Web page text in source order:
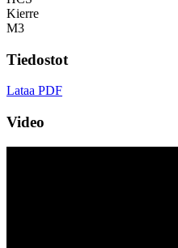
Kierre
M3
Tiedostot
Lataa PDF
Video